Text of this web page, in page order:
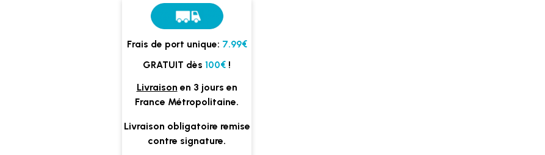
Frais de port unique: 7.99€
GRATUIT dès 100€ !
Livraison en 3 jours en
France Métropolitaine.
Livraison obligatoire remise
contre signature.